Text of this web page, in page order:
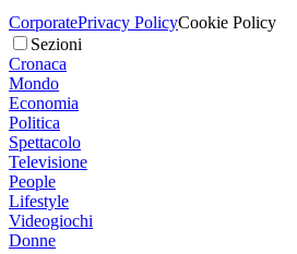
CorporatePrivacy PolicyCookie Policy
Sezioni
Cronaca
Mondo
Economia
Politica
Spettacolo
Televisione
People
Lifestyle
Videogiochi
Donne